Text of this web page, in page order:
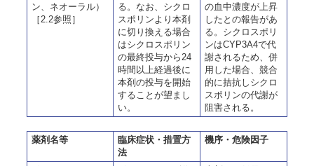
ン、ネオーラル）
［2.2参照］
る。なお、シクロ
スポリンより本剤
に切り換える場合
はシクロスポリン
の最終投与から24
時間以上経過後に
本剤の投与を開始
することが望まし
い。
の血中濃度が上昇
したとの報告があ
る。シクロスポリ
ンはCYP3A4で代
謝されるため、併
用した場合、競合
的に拮抗しシクロ
スポリンの代謝が
阻害される。
薬剤名等
臨床症状・措置方
法
機序・危険因子